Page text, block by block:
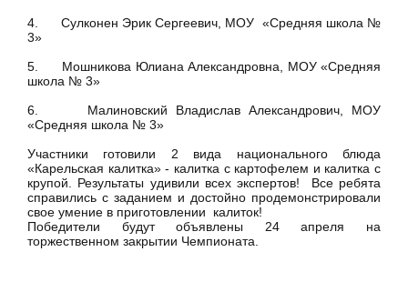
4. Сулконен Эрик Сергеевич, МОУ «Средняя школа №
3»
5. Мошникова Юлиана Александровна, МОУ «Средняя
школа № 3»
6. Малиновский Владислав Александрович, МОУ
«Средняя школа № 3»
Участники готовили 2 вида национального блюда
«Карельская калитка» - калитка с картофелем и калитка с
крупой. Результаты удивили всех экспертов! Все ребята
справились с заданием и достойно продемонстрировали
свое умение в приготовлении калиток!
Победители будут объявлены 24 апреля на
торжественном закрытии Чемпионата.